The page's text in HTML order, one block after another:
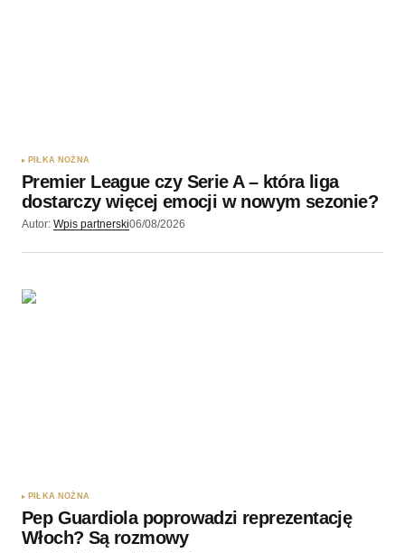
Wyślij komentarz
PIŁKA NOŻNA
Premier League czy Serie A – która liga
dostarczy więcej emocji w nowym sezonie?
Autor: Wpis partnerski06/08/2026
PIŁKA NOŻNA
Pep Guardiola poprowadzi reprezentację
Włoch? Są rozmowy